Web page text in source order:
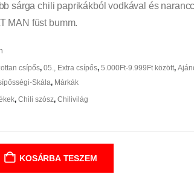
sárga chili paprikákból vodkával és
MAN füst bumm.
csípős, 05., Extra csípős, 5.000Ft-9.999Ft között,
Skála, Márkák
, Chili szósz, Chilivilág
KOSÁRBA TESZEM